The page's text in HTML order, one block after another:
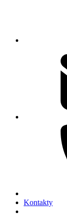
Kontakty